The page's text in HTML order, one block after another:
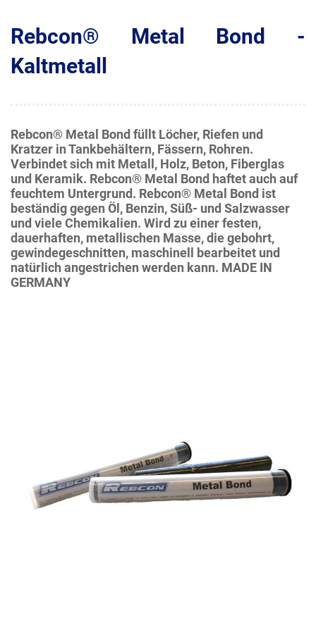
Rebcon® Metal Bond -
Kaltmetall
Rebcon® Metal Bond füllt Löcher, Riefen und
Kratzer in Tankbehältern, Fässern, Rohren.
Verbindet sich mit Metall, Holz, Beton, Fiberglas
und Keramik. Rebcon® Metal Bond haftet auch auf
feuchtem Untergrund. Rebcon® Metal Bond ist
beständig gegen Öl, Benzin, Süß- und Salzwasser
und viele Chemikalien. Wird zu einer festen,
dauerhaften, metallischen Masse, die gebohrt,
gewindegeschnitten, maschinell bearbeitet und
natürlich angestrichen werden kann. MADE IN
GERMANY